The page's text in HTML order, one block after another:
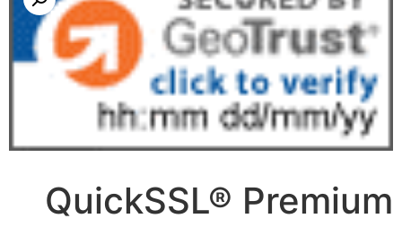
QuickSSL® Premium